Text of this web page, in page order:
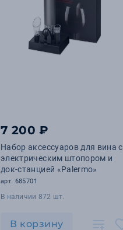
7 200 ₽
Набор аксессуаров для вина с
электрическим штопором и
док-станцией «Palermo»
арт. 685701
В наличии 872 шт.
В корзину